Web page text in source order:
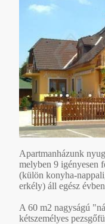
Apartmanházunk
melyben 9 igényesen
(külön konyha-
erkély) áll egész
A 60 m2 nagyságú
kétszemélyes